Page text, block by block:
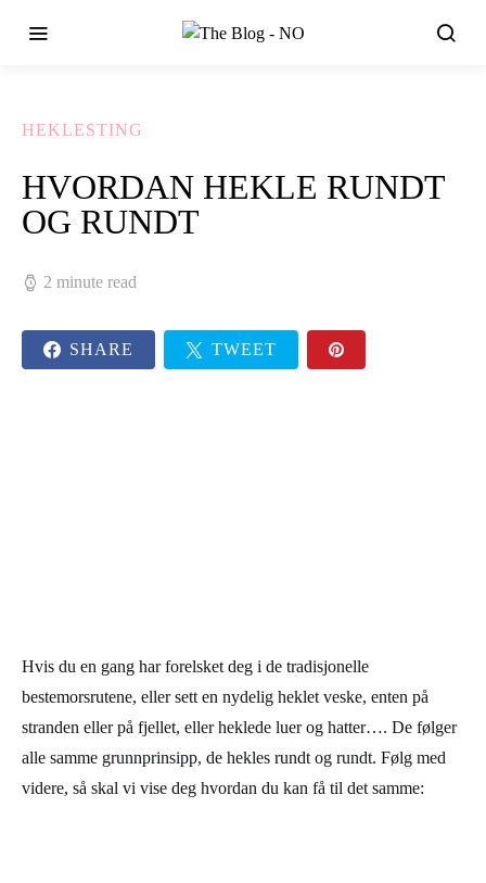
HEKLESTING
HVORDAN HEKLE RUNDT
OG RUNDT
2 minute read
SHARE TWEET
Hvis du en gang har forelsket deg i de tradisjonelle
bestemorsrutene, eller sett en nydelig heklet veske, enten på
stranden eller på fjellet, eller heklede luer og hatter…. De følger
alle samme grunnprinsipp, de hekles rundt og rundt. Følg med
videre, så skal vi vise deg hvordan du kan få til det samme: